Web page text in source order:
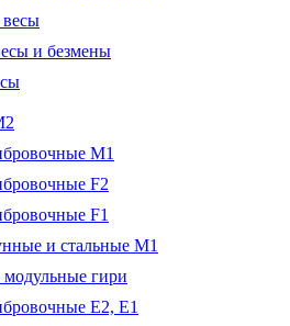
и безмены
М1
F2
F1
и стальные М1
гири
E2, Е1